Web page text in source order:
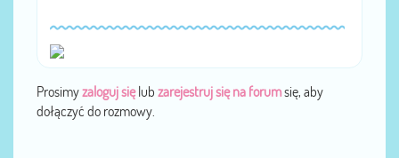
Prosimyzaloguj sięlub zarejestruj się na forumsię, aby
dołączyć do rozmowy.